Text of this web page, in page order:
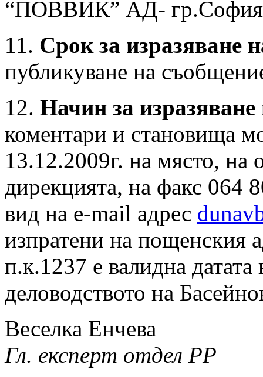
“ПОВВИК” АД-
11. Срок за изразяване
публикуване на
12. Начин за
коментари и становища
13.12.2009г. на място, на
дирекцията, на факс 064
вид на e-mail адрес
изпратени на пощенския
п.к.1237 е валидна
деловодството на
Веселка Енчева
Гл. експерт отдел РР